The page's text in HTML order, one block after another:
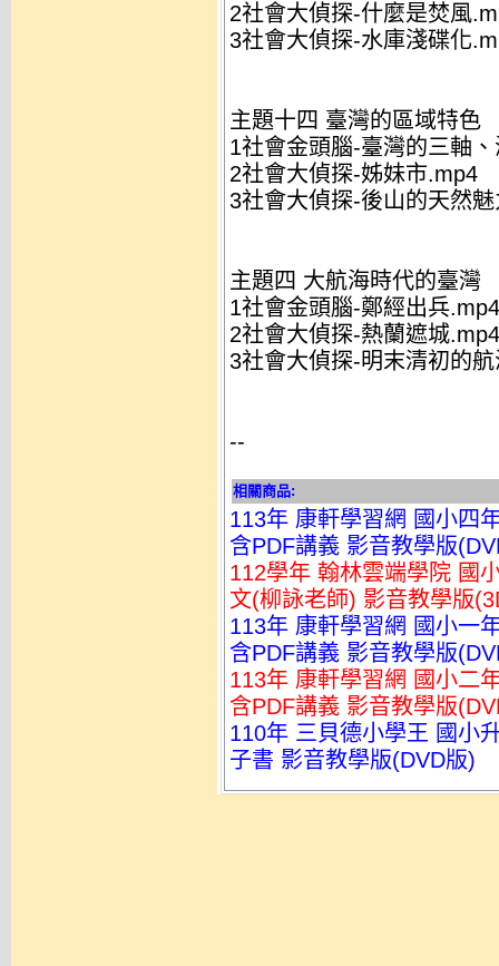
2社會大偵探-什麼是焚風
3社會大偵探-水庫淺碟化
主題十四 臺灣的區域特色
1社會金頭腦-臺灣的三軸
2社會大偵探-姊妹市.mp4
3社會大偵探-後山的天然
主題四 大航海時代的臺灣
1社會金頭腦-鄭經出兵.mp4
2社會大偵探-熱蘭遮城.mp4
3社會大偵探-明末清初的
--
相關商品:
113年 康軒學習網 國小四
含PDF講義 影音教學版
112學年 翰林雲端學院 國
文(柳詠老師) 影音教學版
113年 康軒學習網 國小一
含PDF講義 影音教學版
113年 康軒學習網 國小二
含PDF講義 影音教學版
110年 三貝德小學王 國小
子書 影音教學版(DVD版)